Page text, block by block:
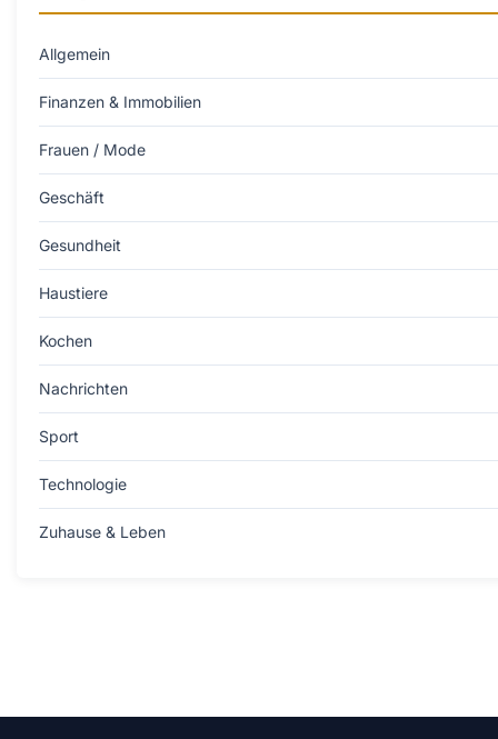
Allgemein
Finanzen & Immobilien
Frauen / Mode
Geschäft
Gesundheit
Haustiere
Kochen
Nachrichten
Sport
Technologie
Zuhause & Leben